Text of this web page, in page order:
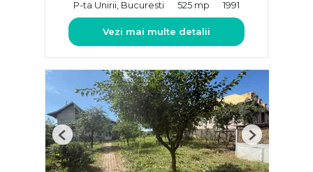
P-ta Unirii, Bucuresti 525 mp 1991
Vezi mai multe detalii
Previous Next